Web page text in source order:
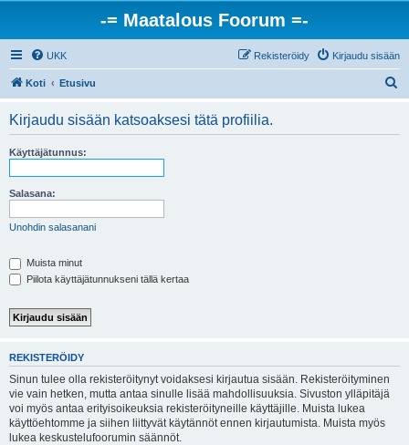
-= Maatalous Foorum =-
UKK Kirjaudu sisään
Rekisteröidy
Koti Etusivu
Kirjaudu sisään katsoaksesi tätä profiilia.
Käyttäjätunnus:
Salasana:
Unohdin salasanani
Muista minut
Piilota käyttäjätunnukseni tällä kertaa
REKISTERÖIDY
Sinun tulee olla rekisteröitynyt voidaksesi kirjautua sisään. Rekisteröityminen
vie vain hetken, mutta antaa sinulle lisää mahdollisuuksia. Sivuston ylläpitäjä
voi myös antaa erityisoikeuksia rekisteröityneille käyttäjille. Muista lukea
käyttöehtomme ja siihen liittyvät käytännöt ennen kirjautumista. Muista myös
lukea keskustelufoorumin säännöt.